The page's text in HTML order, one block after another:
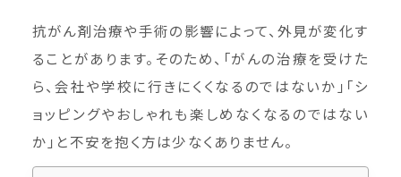
抗がん剤治療や手術の影響によって、外見が変化す
ることがあります。そのため、「がんの治療を受けた
ら、会社や学校に行きにくくなるのではないか」「シ
ョッピングやおしゃれも楽しめなくなるのではない
か」と不安を抱く方は少なくありません。